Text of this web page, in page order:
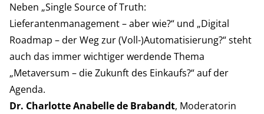
Neben „Single Source of Truth:
Lieferantenmanagement – aber wie?“ und „Digital
Roadmap – der Weg zur (Voll-)Automatisierung?“ steht
auch das immer wichtiger werdende Thema
„Metaversum – die Zukunft des Einkaufs?“ auf der
Agenda.
Dr. Charlotte Anabelle de Brabandt, Moderatorin